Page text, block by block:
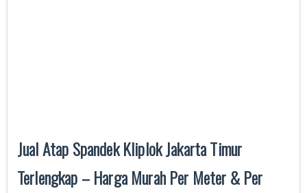
Jual Atap Spandek Kliplok Jakarta Timur
Terlengkap – Harga Murah Per Meter & Per